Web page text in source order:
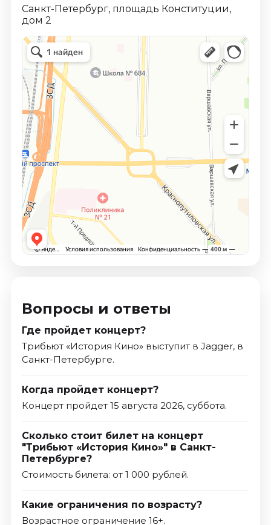
Санкт-Петербург, площадь Конституции,
дом 2
Вопросы и ответы
Где пройдет концерт?
Трибьют «История Кино» выступит в Jagger, в
Санкт-Петербурге.
Когда пройдет концерт?
Концерт пройдет 15 августа 2026, суббота.
Сколько стоит билет на концерт
"Трибьют «История Кино»" в Санкт-
Петербурге?
Стоимость билета: от 1 000 рублей.
Какие ограничения по возрасту?
Возрастное ограничение 16+.